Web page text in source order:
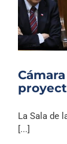
La Sala de
[...]